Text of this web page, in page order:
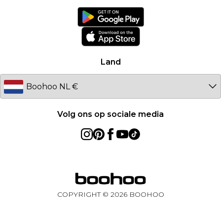
Germany
Land
Volg ons op sociale media
COPYRIGHT © 2026BOOHOO